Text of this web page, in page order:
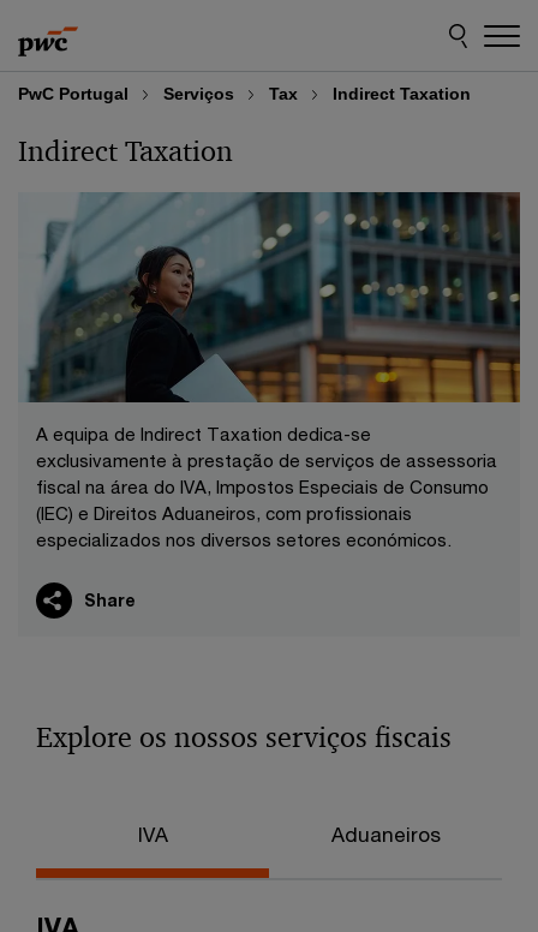
to
content
to
footer
PwC Portugal Serviços Tax Indirect Taxation
Indirect Taxation
A equipa de Indirect Taxation dedica-se
exclusivamente à prestação de serviços de assessoria
fiscal na área do IVA, Impostos Especiais de Consumo
(IEC) e Direitos Aduaneiros, com profissionais
especializados nos diversos setores económicos.
Share
Explore os nossos serviços fiscais
IVA Aduaneiros